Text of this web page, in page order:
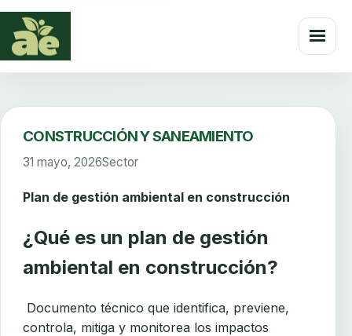
Abrir
CONSTRUCCIÓN Y SANEAMIENTO
31 mayo, 2026Sector
Plan de gestión ambiental en construcción
¿Qué es un plan de gestión
ambiental en construcción?
Documento técnico que identifica, previene,
controla, mitiga y monitorea los impactos